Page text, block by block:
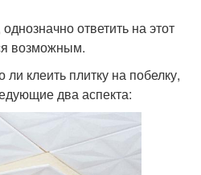
ответить на этот
возможным.
клеить плитку на побелку,
два аспекта: